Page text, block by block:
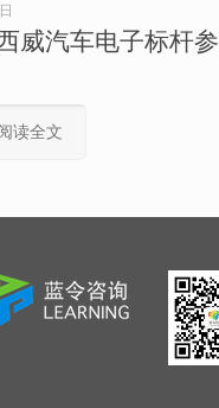
威汽车电子标杆参
读全文